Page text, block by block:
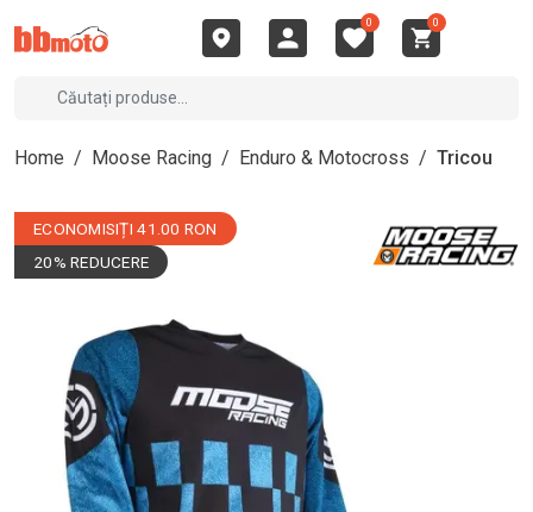
0 0
Home / Moose Racing / Enduro & Motocross / Tricou
ECONOMISIȚI 41.00 RON
20% REDUCERE